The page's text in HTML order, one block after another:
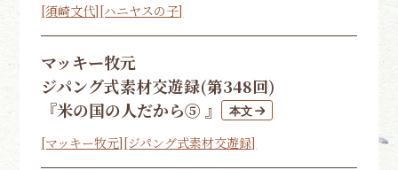
[須崎文代][ハニヤスの子]
マッキー牧元
ジパング式素材交遊録(第348回)
『米の国の人だから⑤ 』
[マッキー牧元][ジパング式素材交遊録]